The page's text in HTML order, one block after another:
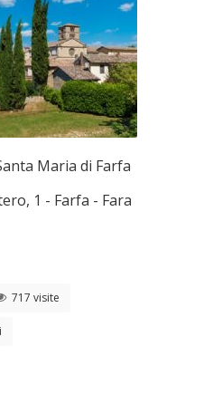
Maria di Farfa
1 - Farfa - Fara
717 visite